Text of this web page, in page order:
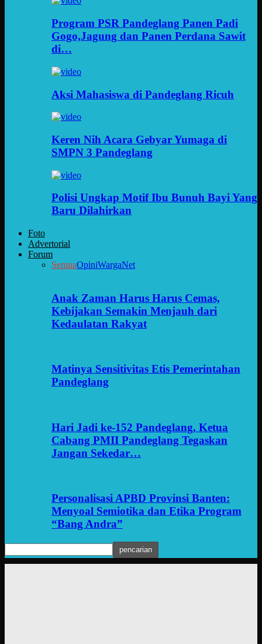
Program PSR Pandeglang Panen Padi
Gogo,Jagung dan Panen Perdana Sawit
di…
Aksi Mahasiswa di Pandeglang Ricuh
Keren Nih Acara Gebyar Yumaga di
SMPN 3 Pandeglang
Polisi Ungkap Motif Ibu Bunuh Bayi Yang
Baru Dilahirkan
Foto
Advertorial
Forum
SemuaOpiniWargaNet
Anak Zaman Harus Harus Cemas,
Kebijakan Semakin Menjauh dari
Kedaulatan Rakyat
Matinya Sensitivitas Etis Pemerintahan
Pandeglang
Hari Jadi ke-152 Pandeglang, Ketua
Cabang PMII Pandeglang Tegaskan
Jangan Sekedar…
Personalisasi APBD Provinsi Banten:
Menyoal Semiotika dan Etika Program
“Bang Andra”